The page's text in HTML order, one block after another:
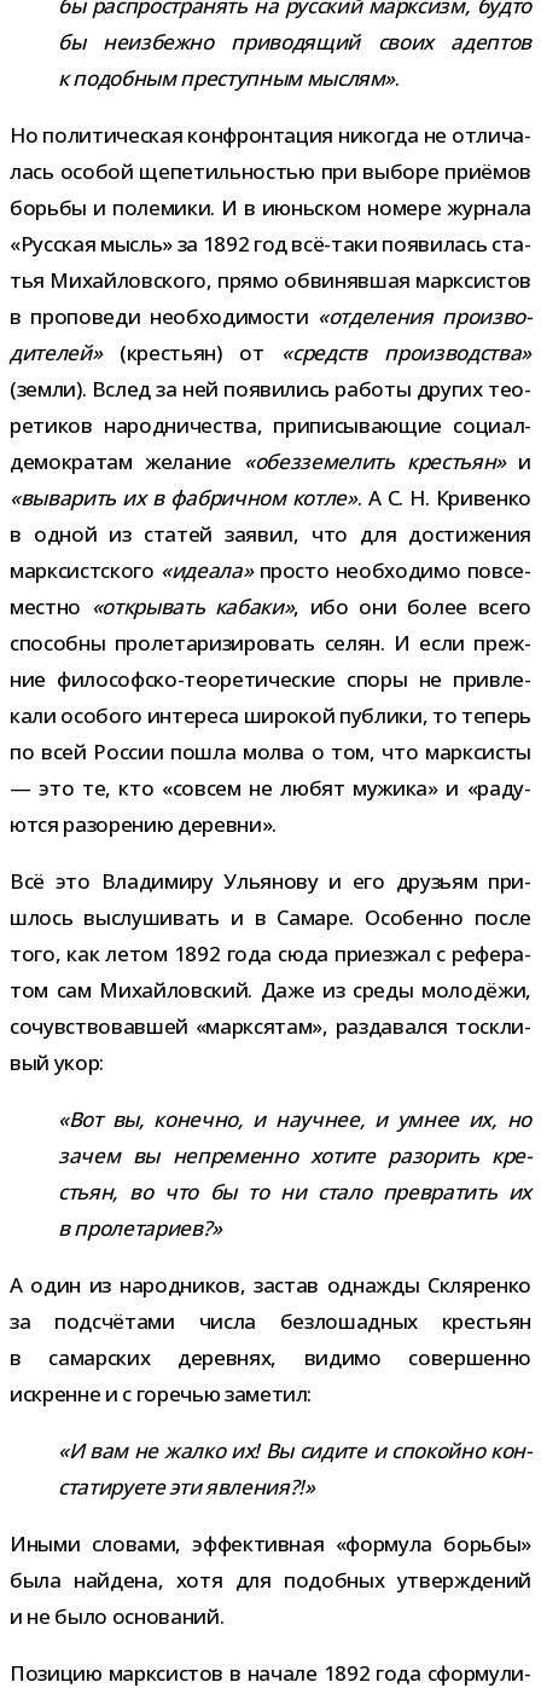
бы неиз­бежно при­во­дя­щий своих адеп­тов
к подоб­ным пре­ступ­ным мыс­лям».
Но поли­ти­че­ская кон­фрон­та­ция нико­гда не отли­ча­
лась осо­бой щепе­тиль­но­стью при выборе при­ё­мов
борьбы и поле­мики. И в июнь­ском номере жур­нала
«Русская мысль» за 1892 год всё-​таки появи­лась ста­
тья Михайловского, прямо обви­няв­шая марк­си­стов
в про­по­веди необ­хо­ди­мо­сти «отде­ле­ния про­из­во­
ди­те­лей»(кре­стьян) от «средств про­из­вод­ства»
(земли). Вслед за ней появи­лись работы дру­гих тео­
ре­ти­ков народ­ни­че­ства, при­пи­сы­ва­ю­щие социал-​
демократам жела­ние «обез­зе­ме­лить кре­стьян»и
«выва­рить их в фаб­рич­ном котле». А С. Н. Кривенко
в одной из ста­тей заявил, что для дости­же­ния
марк­сист­ского «иде­ала»про­сто необ­хо­димо повсе­
местно «откры­вать кабаки», ибо они более всего
спо­собны про­ле­та­ри­зи­ро­вать селян. И если преж­
ние философско-​теоретические споры не при­вле­
кали осо­бого инте­реса широ­кой пуб­лики, то теперь
по всей России пошла молва о том, что марк­си­сты
— это те, кто «совсем не любят мужика» и «раду­
ются разо­ре­нию деревни».
Всё это Владимиру Ульянову и его дру­зьям при­
шлось выслу­ши­вать и в Самаре. Особенно после
того, как летом 1892 года сюда при­ез­жал с рефе­ра­
том сам Михайловский. Даже из среды моло­дёжи,
сочув­ство­вав­шей «марк­ся­там», раз­да­вался тоск­ли­
вый укор:
«Вот вы, конечно, и науч­нее, и умнее их, но
зачем вы непре­менно хотите разо­рить кре­
стьян, во что бы то ни стало пре­вра­тить их
в пролетариев?»
А один из народ­ни­ков, застав одна­жды Скляренко
за под­счё­тами числа без­ло­шад­ных кре­стьян
в самар­ских дерев­нях, видимо совер­шенно
искренне и с горе­чью заметил:
«И вам не жалко их! Вы сидите и спо­койно кон­
ста­ти­ру­ете эти явления?!»
Иными сло­вами, эффек­тив­ная «фор­мула борьбы»
была най­дена, хотя для подоб­ных утвер­жде­ний
и не было оснований.
Позицию марк­си­стов в начале 1892 года сфор­му­ли­